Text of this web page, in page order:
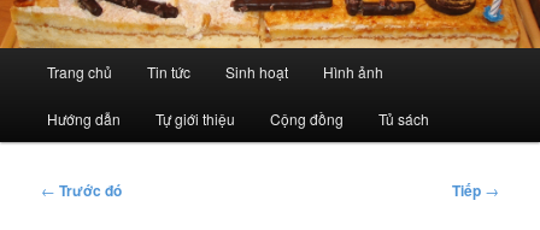
Trang chủ Tin tức Sinh hoạt Hình ảnh
Hướng dẫn Tự giới thiệu Cộng đồng Tủ sách
Điều
← Trước đó Tiếp →